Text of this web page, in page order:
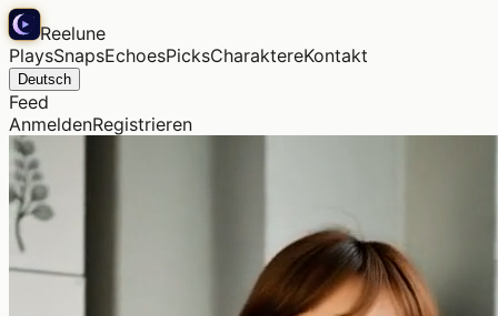
Reelune
PlaysSnapsEchoesPicksCharaktereKontakt
Deutsch
Feed
AnmeldenRegistrieren